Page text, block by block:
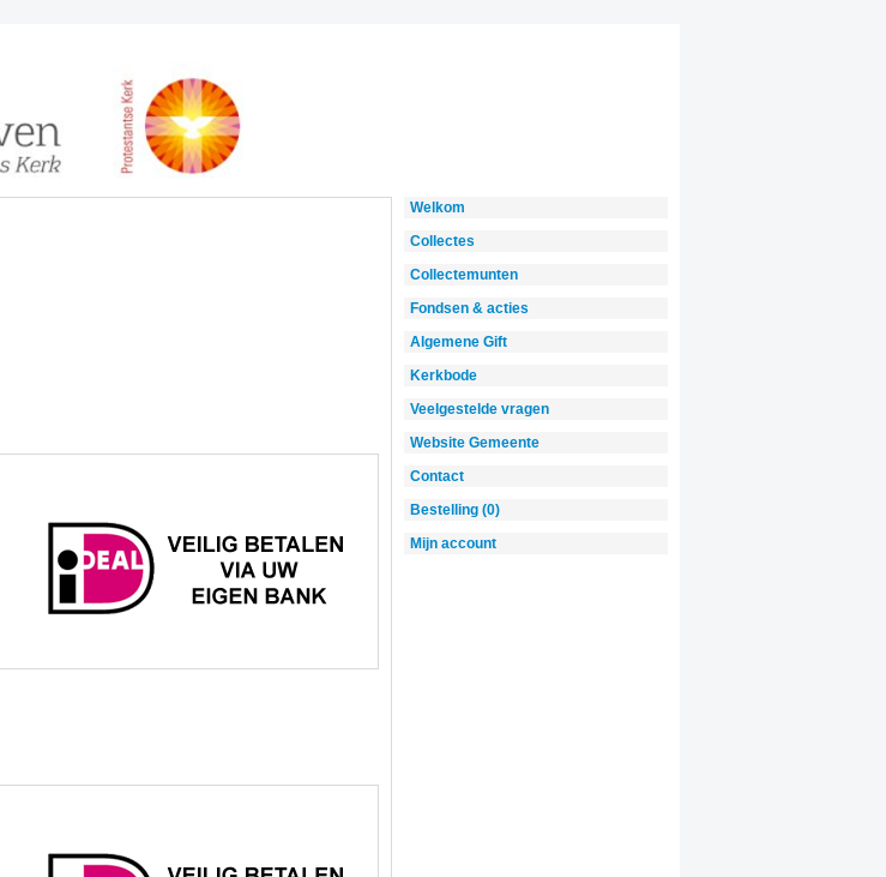
Welkom
Collectes
Collectemunten
Fondsen & acties
Algemene Gift
Kerkbode
Veelgestelde vragen
Website Gemeente
Contact
Bestelling (0)
Mijn account